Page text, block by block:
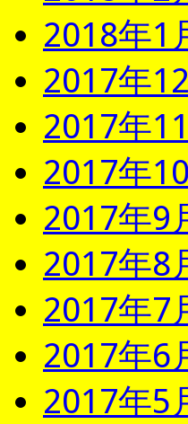
2018年1
2017年
2017年
2017年
2017年9
2017年8
2017年7
2017年6
2017年5